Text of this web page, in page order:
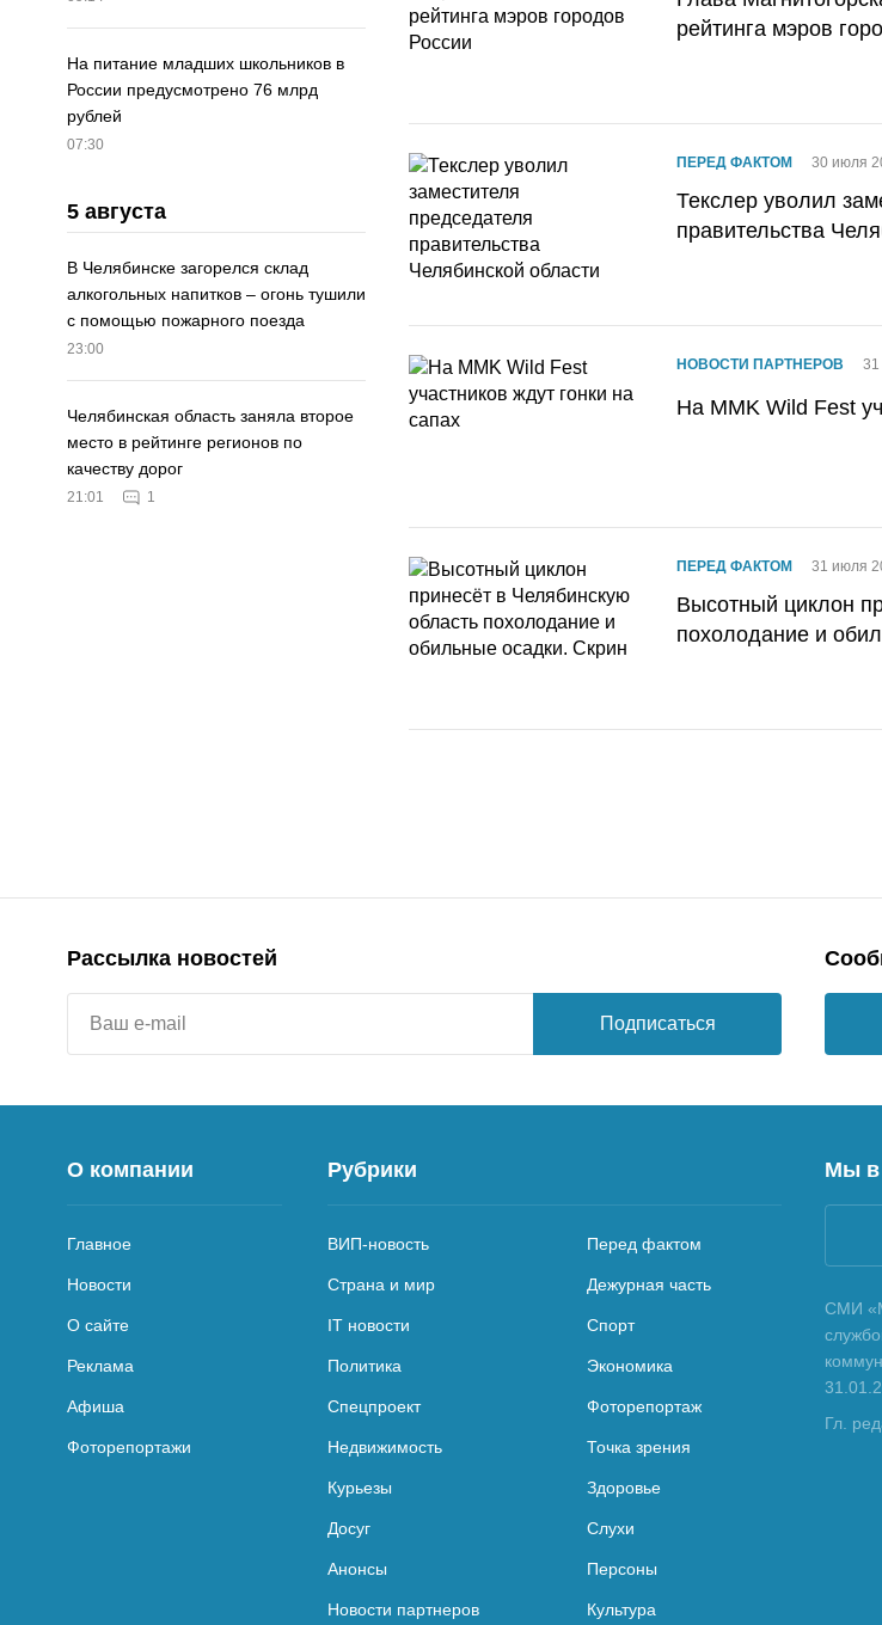
На питание младших школьников в
России предусмотрено 76 млрд
рублей
07:30
5 августа
В Челябинске загорелся склад
алкогольных напитков – огонь тушили
с помощью пожарного поезда
23:00
Челябинская область заняла второе
место в рейтинге регионов по
качеству дорог
21:01 1
рейтинга мэров
ПЕРЕД ФАКТОМ 30 июля
Текслер уволил
правительства
НОВОСТИ ПАРТНЕРОВ
На MMK Wild Fest
ПЕРЕД ФАКТОМ 31 июля
Высотный циклон
похолодание и
Рассылка новостей
Подписаться
О компании
Главное
Новости
О сайте
Реклама
Афиша
Фоторепортажи
Рубрики
ВИП-новость Перед фактом
Страна и мир Дежурная часть
IT новости Спорт
Политика Экономика
Спецпроект Фоторепортаж
Недвижимость Точка зрения
Курьезы Здоровье
Досуг Слухи
Анонсы Персоны
Новости партнеров Культура
Мы в
СМИ
Гл.